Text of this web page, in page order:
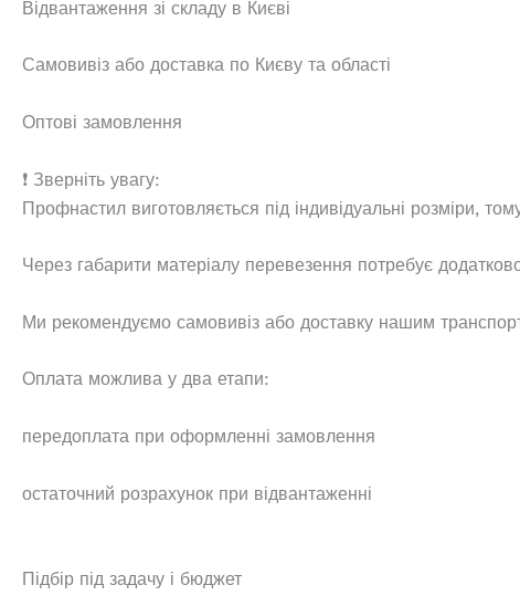
Відвантаження зі складу в Києві
Самовивіз або доставка по Києву та області
Оптові замовлення
❗ Зверніть увагу:
Профнастил виготовляється під індивідуальні розміри,
Через габарити матеріалу перевезення потребує
Ми рекомендуємо самовивіз або доставку нашим
Оплата можлива у два етапи:
передоплата при оформленні замовлення
остаточний розрахунок при відвантаженні
Підбір під задачу і бюджет